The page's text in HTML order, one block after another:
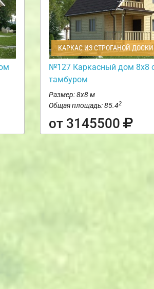
КАРКАС ИЗ СТРОГАНОЙ ДОСКИ
№127 Каркасный дом 8х8
тамбуром
Размер: 8х8 м
Общая площадь: 85.42
от 3145500